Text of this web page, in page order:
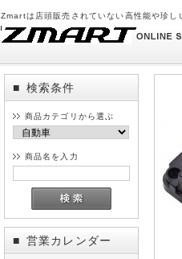
Zmartは店頭販売されていない高性能や珍し
■ 検索条件
商品カテゴリから選ぶ
商品名を入力
■ 営業カレンダー